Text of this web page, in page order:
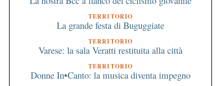
TERRITORIO
La grande festa di Buguggiate
TERRITORIO
Varese: la sala Veratti restituita alla città
TERRITORIO
Donne In•Canto: la musica diventa impegno